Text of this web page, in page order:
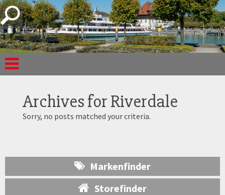
Archives forRiverdale
Sorry, no posts matched your criteria.
Markenfinder
Storefinder